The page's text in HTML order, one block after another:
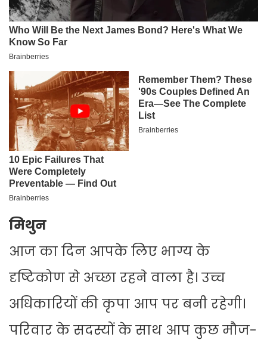
मिथुन
आज का दिन आपके लिए भाग्य के
दृष्टिकोण से अच्छा रहने वाला है। उच्च
अधिकारियों की कृपा आप पर बनी रहेगी।
परिवार के सदस्यों के साथ आप कुछ मौज-